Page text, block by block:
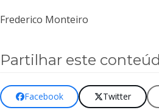
Frederico Monteiro
Partilhar este
Facebook Twitter